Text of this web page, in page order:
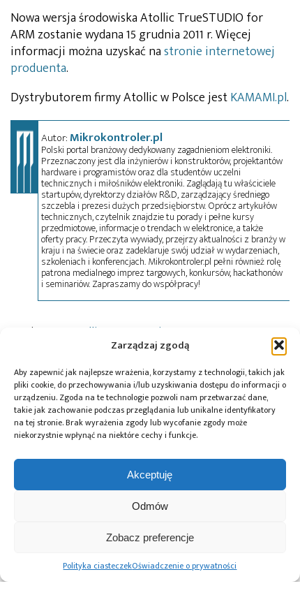
Zarządzaj zgodą
Aby zapewnić jak najlepsze wrażenia, korzystamy z technologii, takich jak
pliki cookie, do przechowywania i/lub uzyskiwania dostępu do informacji o
urządzeniu. Zgoda na te technologie pozwoli nam przetwarzać dane,
takie jak zachowanie podczas przeglądania lub unikalne identyfikatory
na tej stronie. Brak wyrażenia zgody lub wycofanie zgody może
niekorzystnie wpłynąć na niektóre cechy i funkcje.
Akceptuję
Odmów
Zobacz preferencje
Polityka ciasteczekOświadczenie o prywatności
Nowa wersja środowiska Atollic TrueSTUDIO for
ARM zostanie wydana 15 grudnia 2011 r. Więcej
informacji można uzyskać nastronie internetowej
produenta.
Dystrybutorem firmy Atollic w Polsce jestKAMAMI.pl.
Autor:Mikrokontroler.pl
Polski portal branżowy dedykowany zagadnieniom elektroniki.
Przeznaczony jest dla inżynierów i konstruktorów, projektantów
hardware i programistów oraz dla studentów uczelni
technicznych i miłośników elektroniki. Zaglądają tu właściciele
startupów, dyrektorzy działów R&D, zarządzający średniego
szczebla i prezesi dużych przedsiębiorstw. Oprócz artykułów
technicznych, czytelnik znajdzie tu porady i pełne kursy
przedmiotowe, informacje o trendach w elektronice, a także
oferty pracy. Przeczyta wywiady, przejrzy aktualności z branży w
kraju i na świecie oraz zadeklaruje swój udział w wydarzeniach,
szkoleniach i konferencjach. Mikrokontroler.pl pełni również rolę
patrona medialnego imprez targowych, konkursów, hackathonów
i seminariów. Zapraszamy do współpracy!
Tagi: Atollic Energy Micro
Przeczytaj również:
Polska – jubileusz
Global Electronics
Association
opublikowało
dotyczącą
elektronicznych
prezentują
PCIe® Gen 6 dla AI
danych